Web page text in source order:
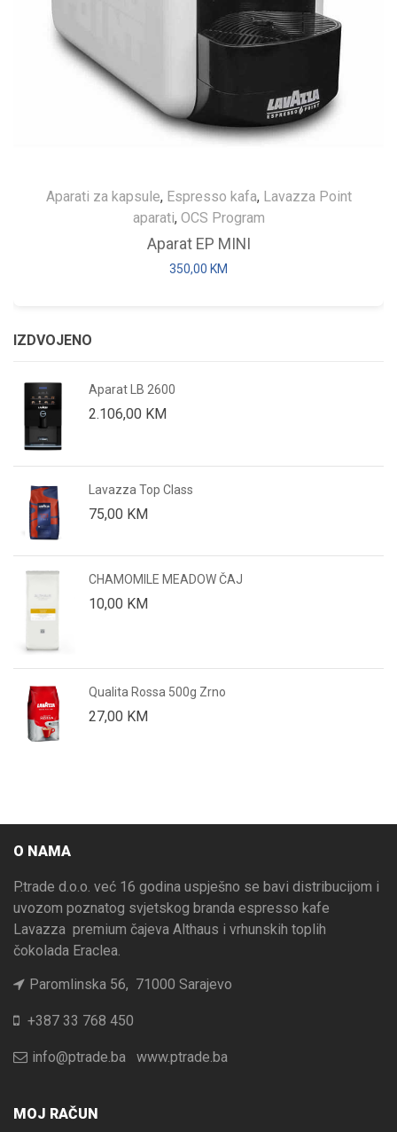
Aparati za kapsule, Espresso kafa, Lavazza Point
aparati, OCS Program
Aparat EP MINI
350,00 KM
IZDVOJENO
Aparat LB 2600
2.106,00 KM
Lavazza Top Class
75,00 KM
CHAMOMILE MEADOW ČAJ
10,00 KM
Qualita Rossa 500g Zrno
27,00 KM
O NAMA
P.trade d.o.o. već 16 godina uspješno se bavi distribucijom i
uvozom poznatog svjetskog branda espresso kafe
Lavazza premium čajeva Althaus i vrhunskih toplih
čokolada Eraclea.
Paromlinska 56, 71000 Sarajevo
+387 33 768 450
info@ptrade.ba www.ptrade.ba
MOJ RAČUN